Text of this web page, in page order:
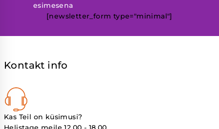
esimesena
[newsletter_form type="minimal"]
Kontakt info
Kas Teil on küsimusi?